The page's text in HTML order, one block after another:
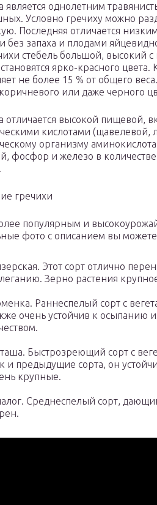
является однолетним
Условно гречиху можно
Последняя отличается
без запаха и плодами
стебель большой, высокий
ярко-красного
не более 15 % от общего
или даже черного
отличается высокой пищевой,
кислотами
организму
фосфор и железо в
гречихи
популярным и
фото с описанием вы
Этот сорт отлично
Зерно растения
Раннеспелый сорт с
очень устойчив к осыпанию
Быстрозреющий сорт с
и предыдущие сорта, он
крупные.
Среднеспелый сорт,